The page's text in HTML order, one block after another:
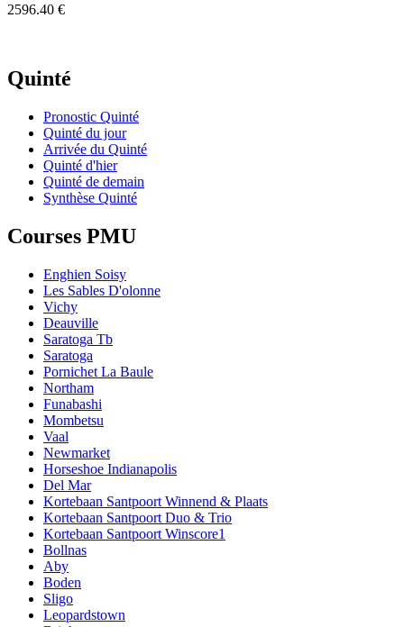
2596.40 €
Quinté
Pronostic Quinté
Quinté du jour
Arrivée du Quinté
Quinté d'hier
Quinté de demain
Synthèse Quinté
Courses PMU
Enghien Soisy
Les Sables D'olonne
Vichy
Deauville
Saratoga Tb
Saratoga
Pornichet La Baule
Northam
Funabashi
Mombetsu
Vaal
Newmarket
Horseshoe Indianapolis
Del Mar
Kortebaan Santpoort Winnend & Plaats
Kortebaan Santpoort Duo & Trio
Kortebaan Santpoort Winscore1
Bollnas
Aby
Boden
Sligo
Leopardstown